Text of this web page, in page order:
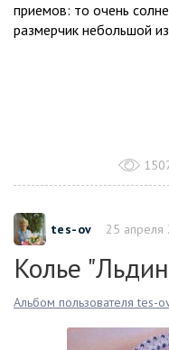
приемов: то очень
размерчик небольшой
tes-ov 25 апреля
Колье
Альбом пользователя tes-